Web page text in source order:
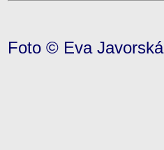
Foto © Eva Javorská